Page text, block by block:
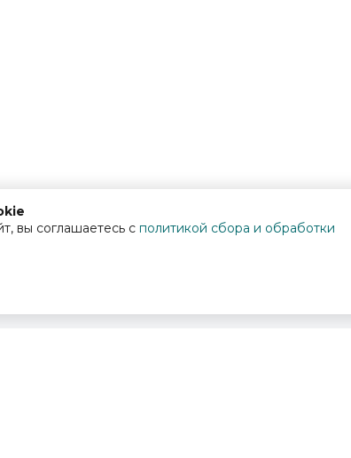
вы соглашаетесь с политикой сбора и обработки